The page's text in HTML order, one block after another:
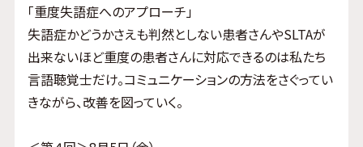
「重度失語症へのアプローチ」
失語症かどうかさえも判然としない患者さんやSLTAが
出来ないほど重度の患者さんに対応できるのは私たち
言語聴覚士だけ。コミュニケーションの方法をさぐってい
きながら、改善を図っていく。